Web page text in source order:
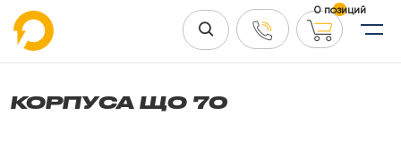
0 позиций
КОРПУСА ЩО 70